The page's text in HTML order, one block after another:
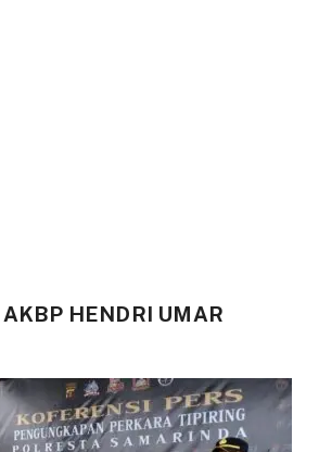
AKBP HENDRI UMAR